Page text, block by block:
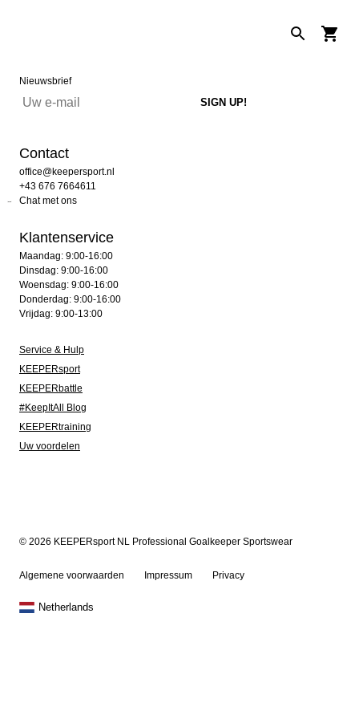
Nieuwsbrief
Contact
office@keepersport.nl
+43 676 7664611
Chat met ons
Klantenservice
Maandag: 9:00-16:00
Dinsdag: 9:00-16:00
Woensdag: 9:00-16:00
Donderdag: 9:00-16:00
Vrijdag: 9:00-13:00
Service & Hulp
KEEPERsport
KEEPERbattle
#KeepItAll Blog
KEEPERtraining
Uw voordelen
© 2026 KEEPERsport NL Professional Goalkeeper Sportswear
Algemene voorwaarden Impressum Privacy
Netherlands